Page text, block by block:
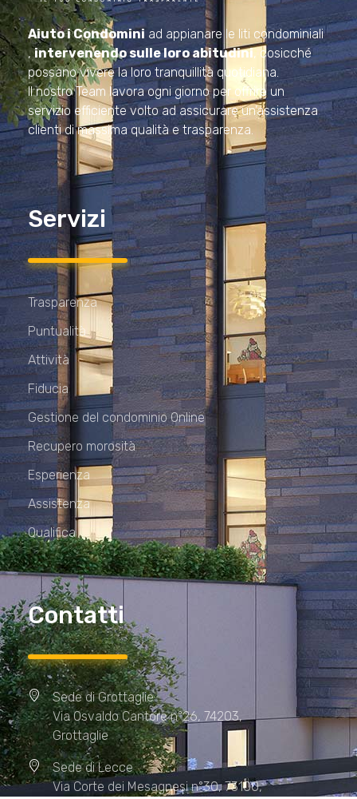
Amministrazioni Rizzardo
Il tuo condominio trasparente
Aiuto i Condominiad appianare le liti condominiali
,intervenendo sulle loro abitudini, cosicché
possano vivere la loro tranquillità quotidiana.
Il nostro Team lavora ogni giorno per offrire un
servizio efficiente volto ad assicurare un’assistenza
clienti di massima qualità e trasparenza.
Servizi
Trasparenza
Puntualità
Attività
Fiducia
Gestione del condominio Online
Recupero morosità
Esperienza
Assistenza
Qualifica
Contatti
Sede di Grottaglie
Via Osvaldo Cantore n°26, 74203,
Grottaglie
Sede di Lecce
Via Corte dei Mesagnesi n°30, 73100,